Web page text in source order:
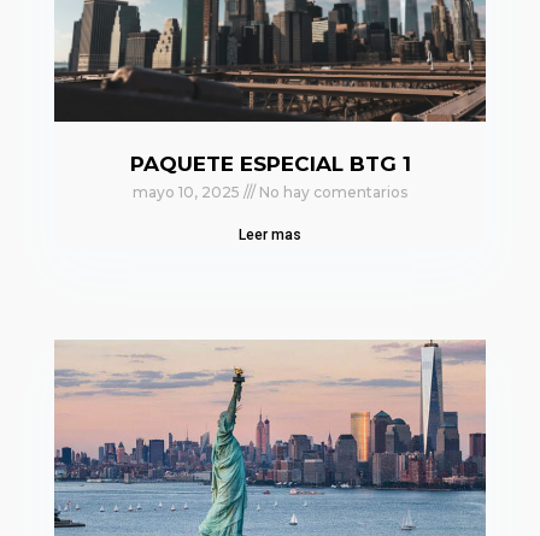
PAQUETE ESPECIAL BTG 1
mayo 10, 2025 No hay comentarios
Leer mas